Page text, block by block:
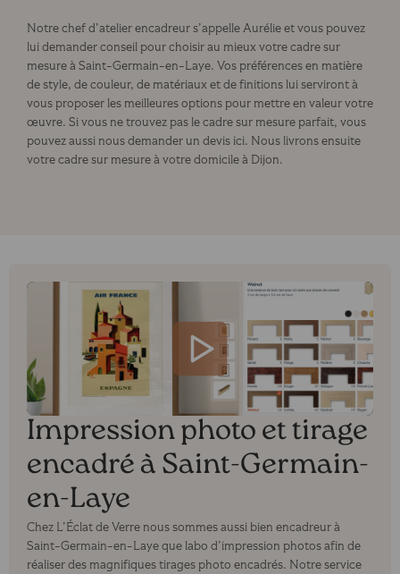
Notre chef d’atelier encadreur s’appelle Aurélie et vous pouvez
lui demander conseil pour choisir au mieux votre cadre sur
mesure à Saint-Germain-en-Laye. Vos préférences en matière
de style, de couleur, de matériaux et de finitions lui serviront à
vous proposer les meilleures options pour mettre en valeur votre
œuvre. Si vous ne trouvez pas le cadre sur mesure parfait, vous
pouvez aussi nous demander un devis ici. Nous livrons ensuite
votre cadre sur mesure à votre domicile à Dijon.
Impression photo et tirage
encadré à Saint-Germain-
en-Laye
Chez L’Éclat de Verre nous sommes aussi bien encadreur à
Saint-Germain-en-Laye que labo d’impression photos afin de
réaliser des magnifiques tirages photo encadrés. Notre service